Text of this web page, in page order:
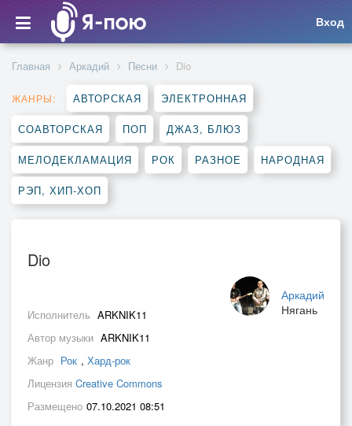
Вход
Главная Аркадий Песни Dio
ЖАНРЫ: АВТОРСКАЯ ЭЛЕКТРОННАЯ
СОАВТОРСКАЯ ПОП ДЖАЗ, БЛЮЗ
МЕЛОДЕКЛАМАЦИЯ РОК РАЗНОЕ НАРОДНАЯ
РЭП, ХИП-ХОП
Dio
Аркадий
Нягань
Исполнитель ARKNIK11
Автор музыки ARKNIK11
Жанр Рок , Хард-рок
Лицензия Creative Commons
Размещено 07.10.2021 08:51